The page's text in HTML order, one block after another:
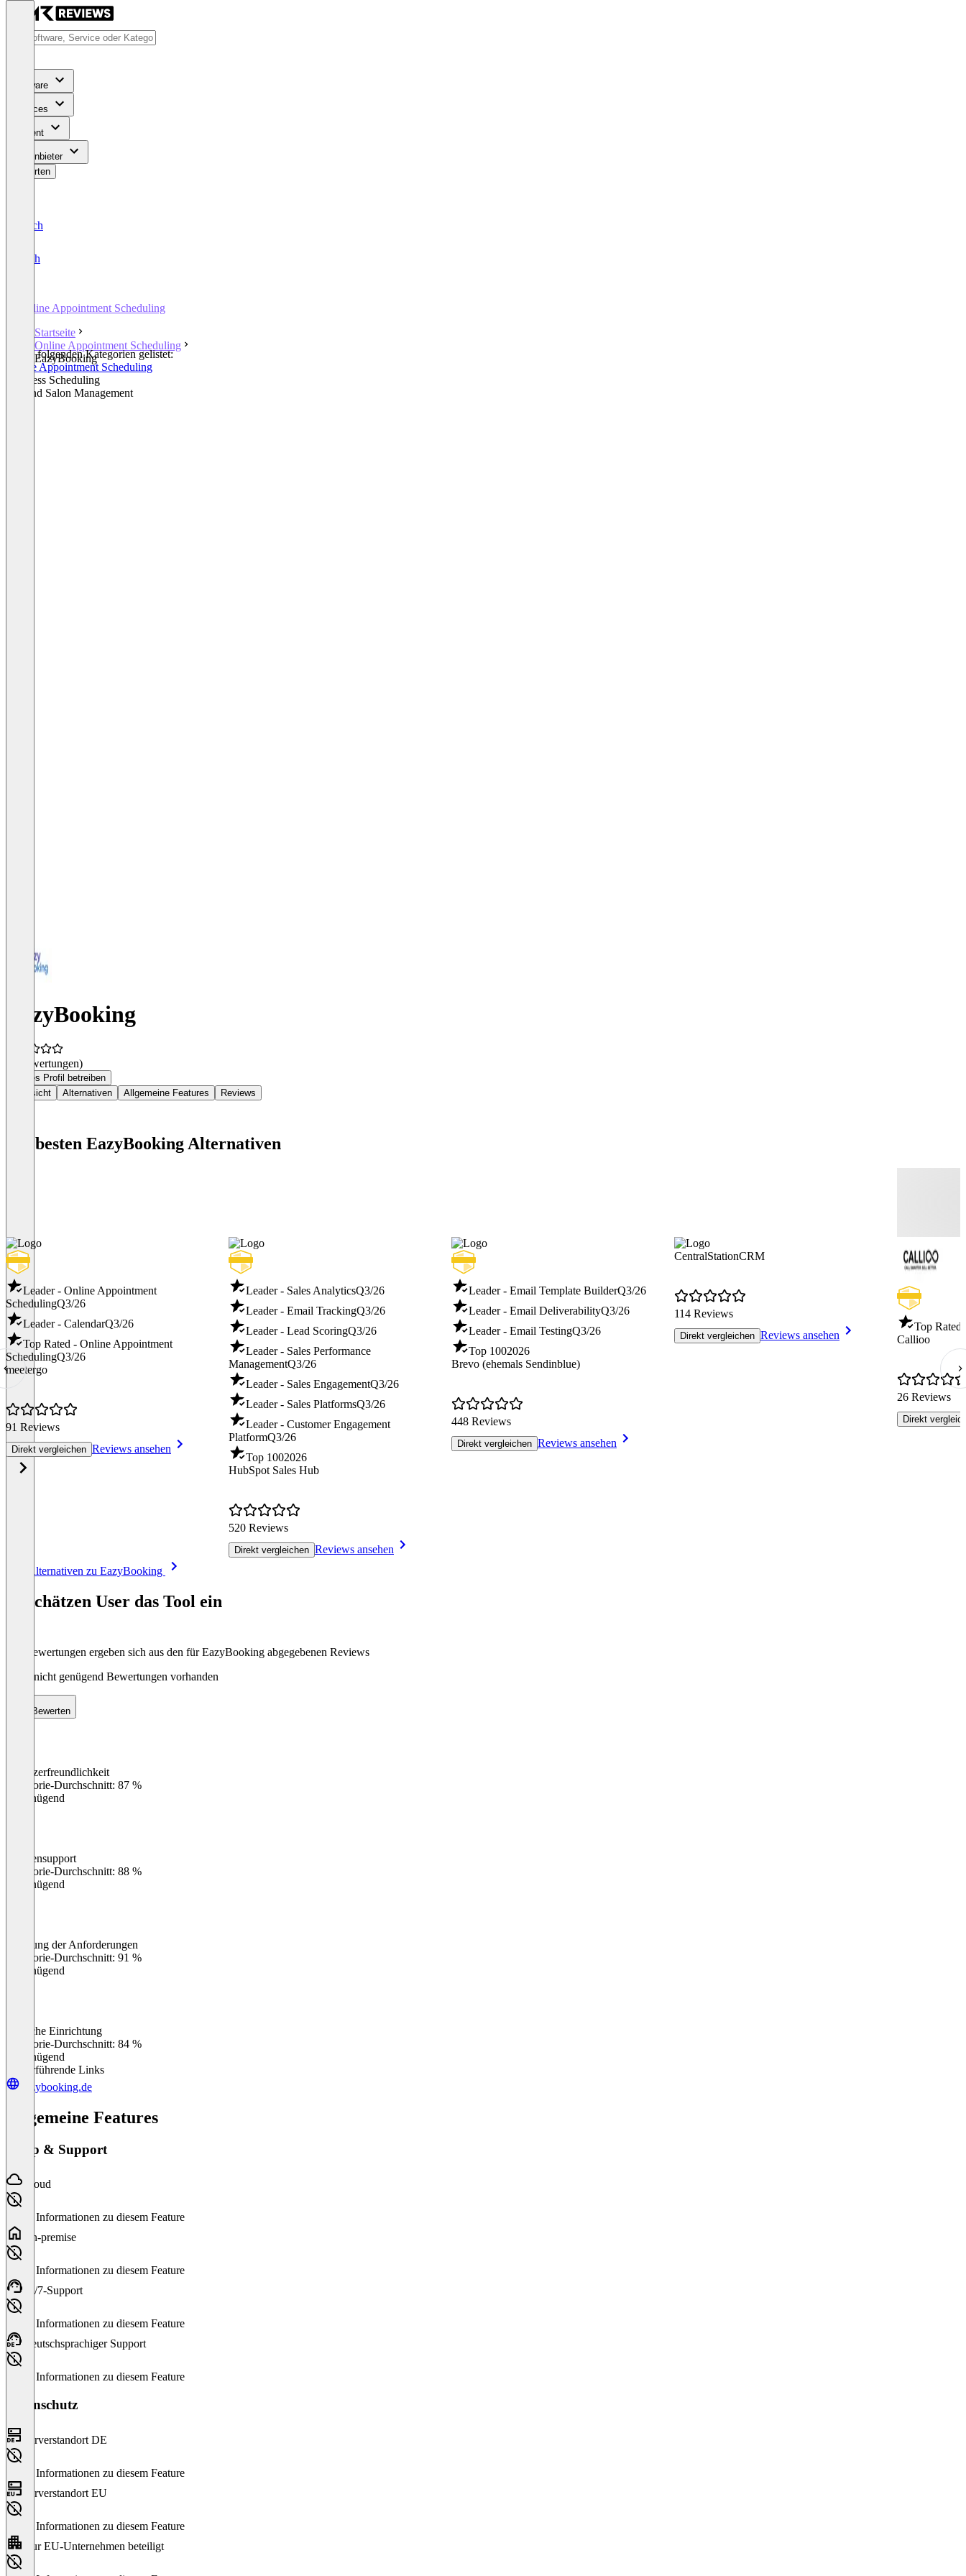
Software
Services
Content
Für Anbieter
Bewerten
Deutsch
English
Online Appointment Scheduling
Startseite
Online Appointment Scheduling
EazyBooking
In den folgenden Kategorien gelistet:
Online Appointment Scheduling
Business Scheduling
Spa and Salon Management
EazyBooking
(0 Bewertungen)
Dieses Profil betreiben
Übersicht
Alternativen Allgemeine Features Reviews
Die besten EazyBooking Alternativen
Leader - Online Appointment
SchedulingQ3/26
Leader - CalendarQ3/26
Top Rated - Online Appointment
SchedulingQ3/26
meetergo
91 Reviews
Direkt vergleichen Reviews ansehen
Leader - Sales AnalyticsQ3/26
Leader - Email TrackingQ3/26
Leader - Lead ScoringQ3/26
Leader - Sales Performance
ManagementQ3/26
Leader - Sales EngagementQ3/26
Leader - Sales PlatformsQ3/26
Leader - Customer Engagement
PlatformQ3/26
Top 1002026
HubSpot Sales Hub
520 Reviews
Direkt vergleichen Reviews ansehen
Leader - Email Template BuilderQ3/26
Leader - Email DeliverabilityQ3/26
Leader - Email TestingQ3/26
Top 1002026
Brevo (ehemals Sendinblue)
448 Reviews
Direkt vergleichen Reviews ansehen
CentralStationCRM
114 Reviews
Direkt vergleichen Reviews ansehen
Top Rated
Callioo
26 Reviews
Direkt
Alle Alternativen zu EazyBooking
So schätzen User das Tool ein
Die Bewertungen ergeben sich aus den für EazyBooking abgegebenen Reviews
Noch nicht genügend Bewertungen vorhanden
Bewerten
Benutzerfreundlichkeit
Kategorie-Durchschnitt: 87 %
Ungenügend
Kundensupport
Kategorie-Durchschnitt: 88 %
Ungenügend
Erfüllung der Anforderungen
Kategorie-Durchschnitt: 91 %
Ungenügend
Einfache Einrichtung
Kategorie-Durchschnitt: 84 %
Ungenügend
Weiterführende Links
eazybooking.de
Allgemeine Features
Setup & Support
Cloud
Keine Informationen zu diesem Feature
On-premise
Keine Informationen zu diesem Feature
24/7-Support
Keine Informationen zu diesem Feature
Deutschsprachiger Support
Keine Informationen zu diesem Feature
Datenschutz
Serverstandort DE
Keine Informationen zu diesem Feature
Serverstandort EU
Keine Informationen zu diesem Feature
Nur EU-Unternehmen beteiligt